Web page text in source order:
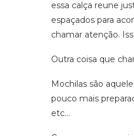
essa calça reune
espaçados para
chamar atenção.
Outra coisa que
Mochilas são
pouco mais
etc…